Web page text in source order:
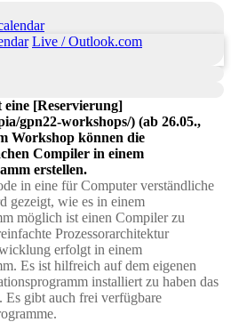
Live / Outlook.com
[Reservierung]
gpn22-workshops/) (ab 26.05.,
Workshop können die
Compiler in einem
erstellen.
in eine für Computer verständliche
gezeigt, wie es in einem
möglich ist einen Compiler zu
Prozessorarchitektur
erfolgt in einem
Es ist hilfreich auf dem eigenen
installiert zu haben das
Es gibt auch frei verfügbare